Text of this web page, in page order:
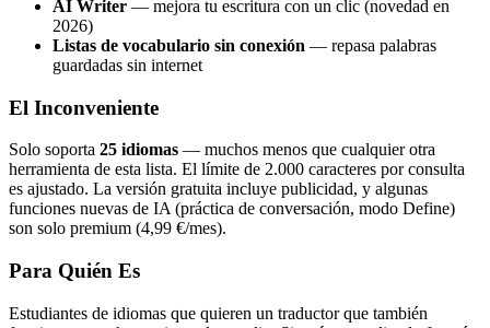
AI Writer — mejora tu escritura con un clic (novedad en
2026)
Listas de vocabulario sin conexión — repasa palabras
guardadas sin internet
El Inconveniente
Solo soporta 25 idiomas — muchos menos que cualquier otra
herramienta de esta lista. El límite de 2.000 caracteres por consulta
es ajustado. La versión gratuita incluye publicidad, y algunas
funciones nuevas de IA (práctica de conversación, modo Define)
son solo premium (4,99 €/mes).
Para Quién Es
Estudiantes de idiomas que quieren un traductor que también